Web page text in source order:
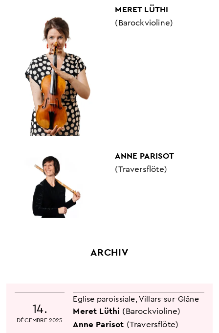
MERET LÜTHI
(Barockvioline)
ANNE PARISOT
(Traversflöte)
ARCHIV
14.
DÉCEMBRE 2025
Eglise paroissiale Villars-sur-Glâne
Meret Lüthi (Barockvioline)
Anne Parisot (Traversflöte)